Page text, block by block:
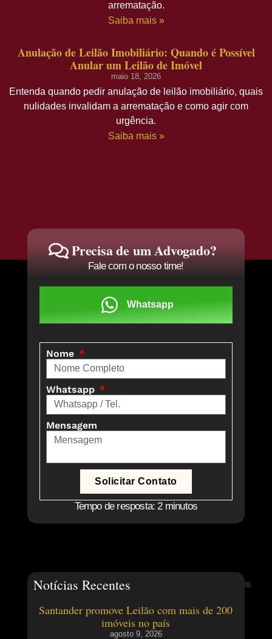
arrematação.
Saiba mais »
Anulação de Leilão Imobiliário: Quando é Possível
Anular um Leilão de Imóvel
maio 18, 2026
Entenda quando pedir anulação de leilão imobiliário, quais
nulidades invalidam a arrematação e como agir com
urgência.
Saiba mais »
Precisa de um Advogado?
Fale com o nosso time!
Whatsapp
Nome
Whatsapp
Mensagem
Solicitar Contato
Tempo de resposta: 2 minutos
Notícias Recentes
Santander promove Leilão com mais de 200
imóveis no país
agosto 9, 2026